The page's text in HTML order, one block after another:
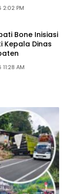
PM
Bone Inisiasi
Kepala Dinas
AM